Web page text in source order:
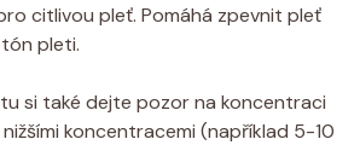
citlivou pleť. Pomáhá zpevnit pleť
pleti.
si také dejte pozor na koncentraci
koncentracemi (například 5-10